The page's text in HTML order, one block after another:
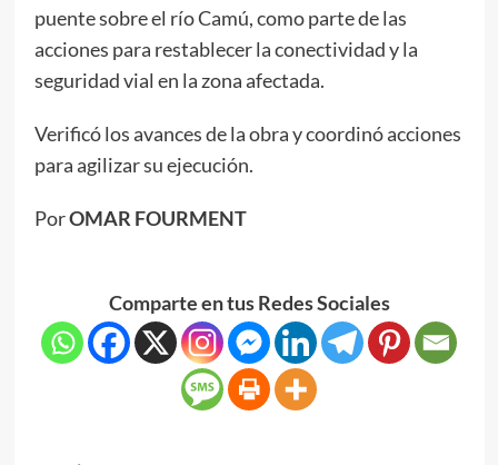
puente sobre el río Camú, como parte de las
acciones para restablecer la conectividad y la
seguridad vial en la zona afectada.
Verificó los avances de la obra y coordinó acciones
para agilizar su ejecución.
PorOMAR FOURMENT
Comparte en tus Redes Sociales